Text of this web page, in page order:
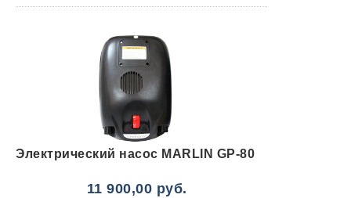
Электрический насос MARLIN GP-80
11 900,00 руб.